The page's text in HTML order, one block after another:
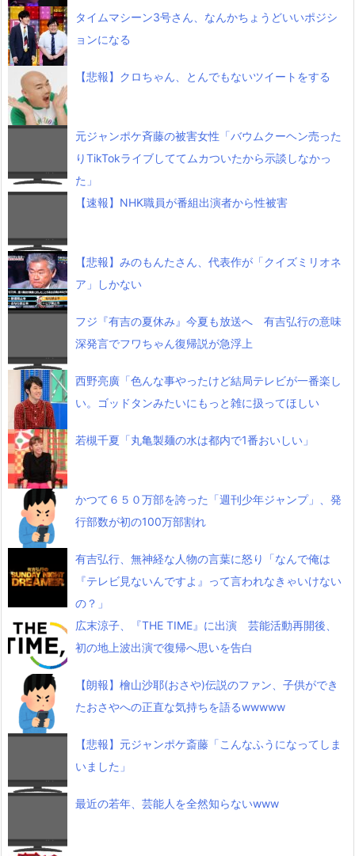
タイムマシーン3号さん、なんかちょうどいいポジシ
ョンになる
【悲報】クロちゃん、とんでもないツイートをする
元ジャンポケ斉藤の被害女性「バウムクーヘン売った
りTikTokライブしててムカついたから示談しなかっ
た」
【速報】NHK職員が番組出演者から性被害
【悲報】みのもんたさん、代表作が「クイズミリオネ
ア」しかない
フジ『有吉の夏休み』今夏も放送へ 有吉弘行の意味
深発言でフワちゃん復帰説が急浮上
西野亮廣「色んな事やったけど結局テレビが一番楽し
い。ゴッドタンみたいにもっと雑に扱ってほしい
若槻千夏「丸亀製麺の水は都内で1番おいしい」
かつて６５０万部を誇った「週刊少年ジャンプ」、発
行部数が初の100万部割れ
有吉弘行、無神経な人物の言葉に怒り「なんで俺は
『テレビ見ないんですよ』って言われなきゃいけない
の？」
広末涼子、『THE TIME』に出演 芸能活動再開後、
初の地上波出演で復帰へ思いを告白
【朗報】檜山沙耶(おさや)伝説のファン、子供ができ
たおさやへの正直な気持ちを語るwwwww
【悲報】元ジャンポケ斎藤「こんなふうになってしま
いました」
最近の若年、芸能人を全然知らないwww